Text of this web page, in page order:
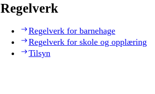
Regelverk
Regelverk for barnehage
Regelverk for skole og opplæring
Tilsyn